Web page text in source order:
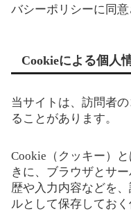
バシーポリシーに同意
Cookieによる個人
当サイトは、訪問者
ることがあります。
Cookie（クッキー）
きに、ブラウザとサ
歴や入力内容などを
ルとして保存しておく